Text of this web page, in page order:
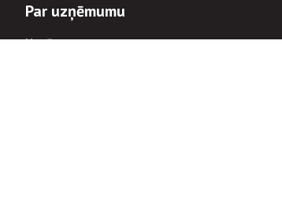
Par uzņēmumu
Uzņēmums